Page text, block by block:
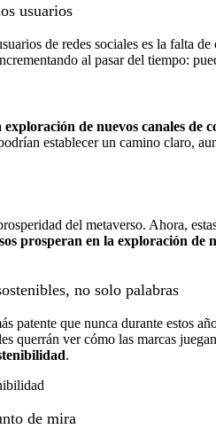
usuarios
de redes sociales es la falta
al pasar del tiempo:
exploración de nuevos canales de
establecer un camino claro,
del metaverso. Ahora,
prosperan en la exploración de
no solo palabras
patente que nunca durante estos
querrán ver cómo las marcas
.
de mira